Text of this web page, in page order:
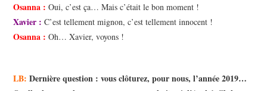
Osanna : Oui, c’est ça… Mais c’était le bon moment !
Xavier : C’est tellement mignon, c’est tellement innocent !
Osanna : Oh… Xavier, voyons !
LB: Dernière question : vous clôturez, pour nous, l’année 2019…